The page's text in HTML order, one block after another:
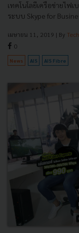
เทคโนโลยีเครือข่ายไฟ
ระบบ Skype for
เมษายน 11, 2019 | By
0
News AIS AIS Fibre